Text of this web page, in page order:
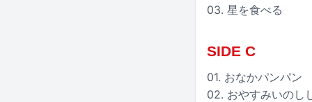
03. 星を食べる
SIDE C
01. おなかパンパン
02. おやすみいのし